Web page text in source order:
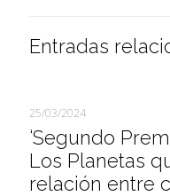
Entradas
25/03/2024
‘Segundo
Los Planetas
relación entre